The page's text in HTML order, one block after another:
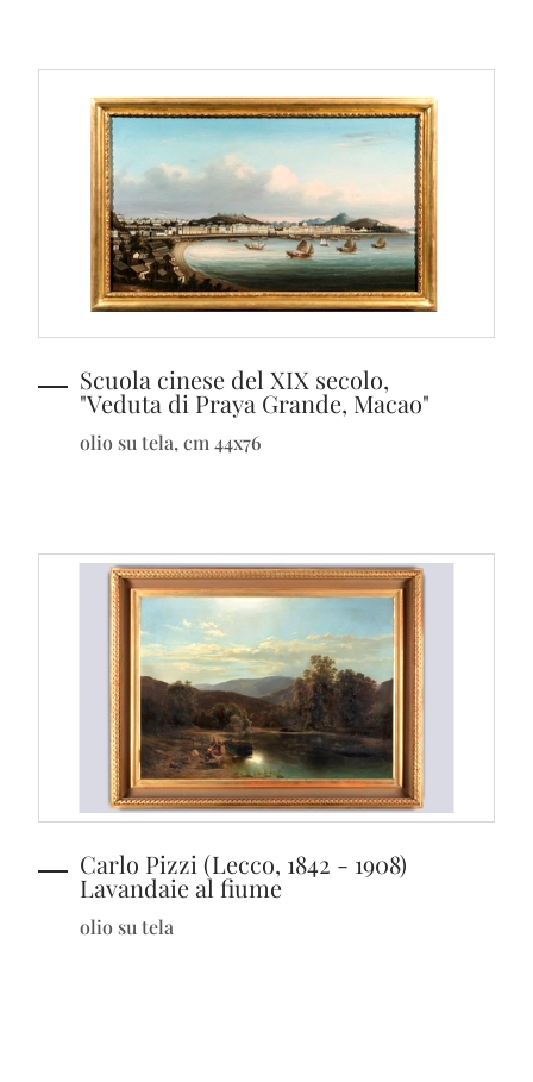
Scuola cinese del XIX secolo,
"Veduta di Praya Grande, Macao"
olio su tela, cm 44x76
Carlo Pizzi (Lecco, 1842 - 1908)
Lavandaie al fiume
olio su tela